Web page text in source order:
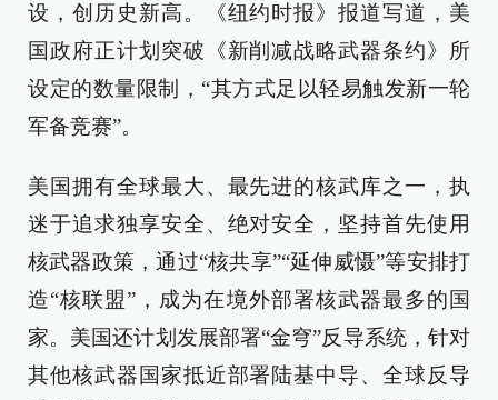
设，创历史新高。《纽约时报》报道写道，美
国政府正计划突破《新削减战略武器条约》所
设定的数量限制，“其方式足以轻易触发新一轮
军备竞赛”。
美国拥有全球最大、最先进的核武库之一，执
迷于追求独享安全、绝对安全，坚持首先使用
核武器政策，通过“核共享”“延伸威慑”等安排打
造“核联盟”，成为在境外部署核武器最多的国
家。美国还计划发展部署“金穹”反导系统，针对
其他核武器国家抵近部署陆基中导、全球反导